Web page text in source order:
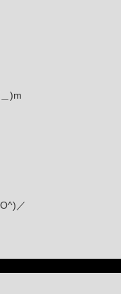
)m
／